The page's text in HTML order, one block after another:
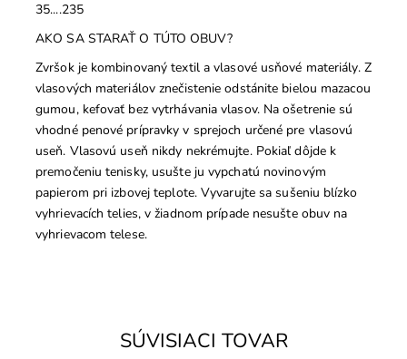
35....235
AKO SA STARAŤ O TÚTO OBUV?
Zvršok je kombinovaný textil a vlasové usňové materiály. Z
vlasových materiálov znečistenie odstánite bielou mazacou
gumou, kefovať bez vytrhávania vlasov. Na ošetrenie sú
vhodné penové prípravky v sprejoch určené pre vlasovú
useň. Vlasovú useň nikdy nekrémujte. Pokiaľ dôjde k
premočeniu tenisky, usušte ju vypchatú novinovým
papierom pri izbovej teplote. Vyvarujte sa sušeniu blízko
vyhrievacích telies, v žiadnom prípade nesušte obuv na
vyhrievacom telese.
SÚVISIACI TOVAR